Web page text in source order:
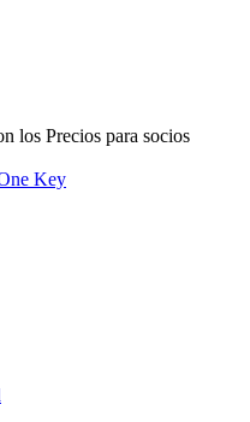
los Precios para socios
Key